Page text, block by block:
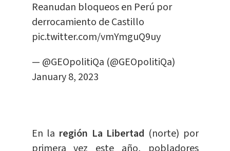
Reanudan bloqueos en Perú por
derrocamiento de Castillo
pic.twitter.com/vmYmguQ9uy
— @GEOpolitiQa (@GEOpolitiQa)
January 8, 2023
En la región La Libertad (norte) por